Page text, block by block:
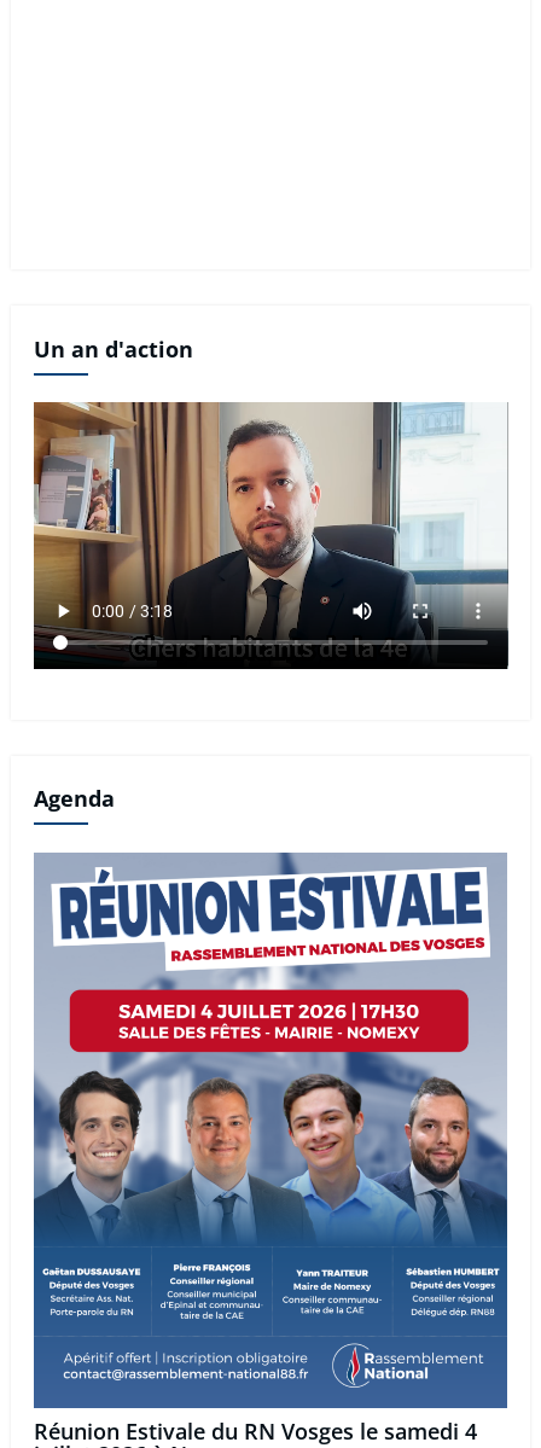
Un an d'action
Agenda
Réunion Estivale du RN Vosges le samedi 4